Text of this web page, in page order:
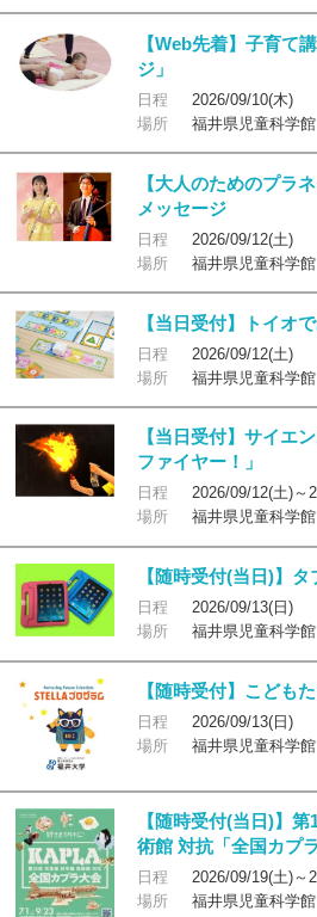
【Web先着】子育て
ジ」
日程
2026/09/10(木)
場所
福井県児童科学
【大人のためのプラ
メッセージ
日程
2026/09/12(土)
場所
福井県児童科学
【当日受付】トイオ
日程
2026/09/12(土)
場所
福井県児童科学
【当日受付】サイエ
ファイヤー！」
日程
2026/09/12(土)～
場所
福井県児童科学
【随時受付(当日)】
日程
2026/09/13(日)
場所
福井県児童科学
【随時受付】こども
日程
2026/09/13(日)
場所
福井県児童科学
【随時受付(当日)】
術館 対抗「全国カプ
日程
2026/09/19(土)～
場所
福井県児童科学